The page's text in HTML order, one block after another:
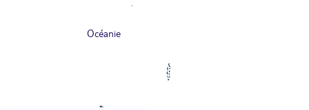
Océanie